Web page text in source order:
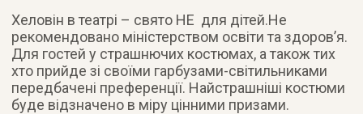
Хеловін в театрі – свято НЕ для дітей.Не
рекомендовано міністерством освіти та здоров’я.
Для гостей у страшнючих костюмах, а також тих
хто прийде зі своїми гарбузами-світильниками
передбачені преференції. Найстрашніші костюми
буде відзначено в міру цінними призами.